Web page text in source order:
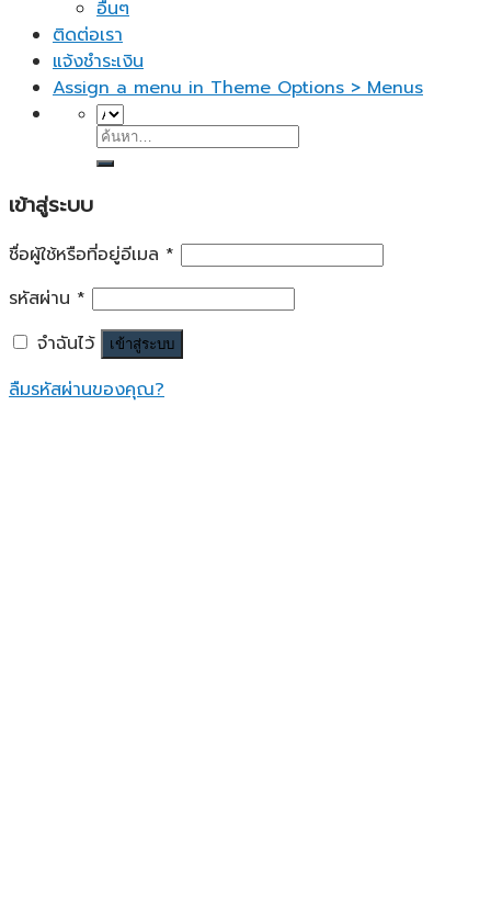
อื่นๆ
ติดต่อเรา
แจ้งชำระเงิน
Assign a menu in Theme Options > Menus
ค้นหา:
เข้าสู่ระบบ
ชื่อผู้ใช้หรือที่อยู่อีเมล *
รหัสผ่าน *
จำฉันไว้
เข้าสู่ระบบ
ลืมรหัสผ่านของคุณ?